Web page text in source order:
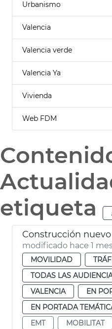
Urbanismo
Valencia
Valencia verde
Valencia Ya
Vivienda
Web FDM
etiqueta
modificado hace 1
MOVILIDAD
TODAS LAS
VALENCIA
EN
EN PORTADA
EMT
MOBILITAT